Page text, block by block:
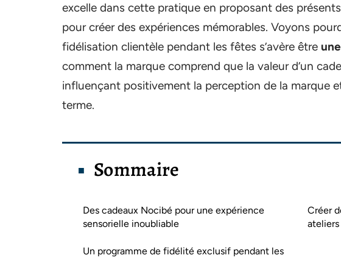
excelle dans cette pratique en proposant des
pour créer des expériences mémorables. Voyons
fidélisation clientèle pendant les fêtes s’avère être
comment la marque comprend que la valeur d’un
influençant positivement la perception de la marque
terme.
Sommaire
Des cadeaux Nocibé pour une expérience
sensorielle inoubliable
Un programme de fidélité exclusif pendant les
Créer